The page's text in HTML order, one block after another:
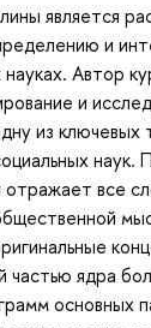
является
и
Автор
и
из ключевых
наук.
отражает все
ядра
основных